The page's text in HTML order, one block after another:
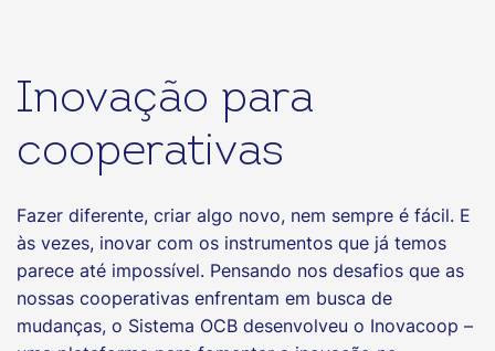
inclusivo para o Acre.
Inovação para
cooperativas
Fazer diferente, criar algo novo, nem sempre é fácil. E
às vezes, inovar com os instrumentos que já temos
parece até impossível. Pensando nos desafios que as
nossas cooperativas enfrentam em busca de
mudanças, o Sistema OCB desenvolveu o Inovacoop –